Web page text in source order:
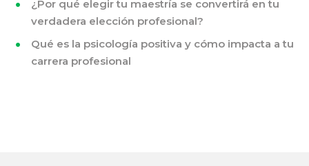
¿Por qué elegir tu maestría se convertirá en tu
verdadera elección profesional?
Qué es la psicología positiva y cómo impacta a tu
carrera profesional